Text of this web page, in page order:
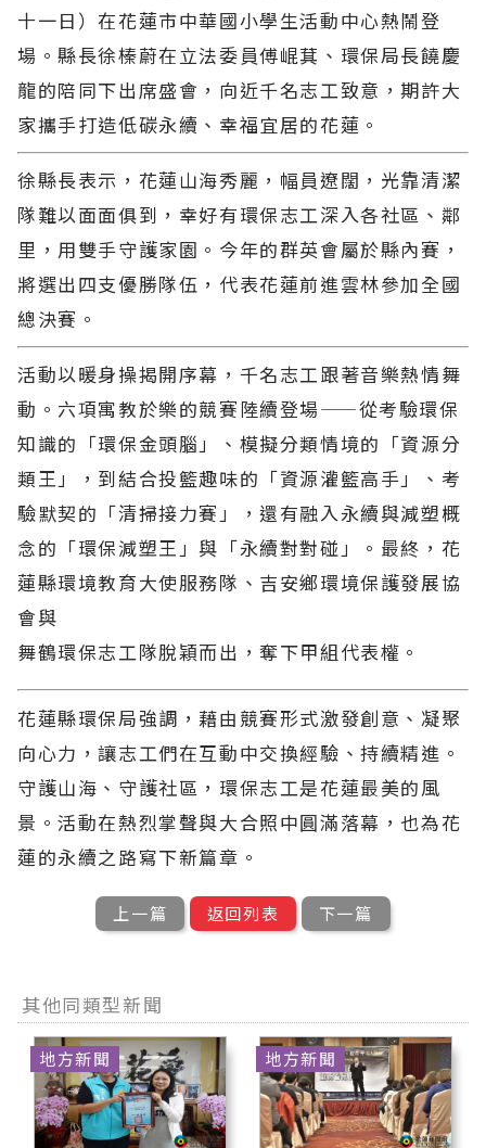
十一日）在花蓮市中華國小學生活動中心熱鬧登
場。縣長徐榛蔚在立法委員傅崐萁、環保局長饒慶
龍的陪同下出席盛會，向近千名志工致意，期許大
家攜手打造低碳永續、幸福宜居的花蓮。
徐縣長表示，花蓮山海秀麗，幅員遼闊，光靠清潔
隊難以面面俱到，幸好有環保志工深入各社區、鄰
里，用雙手守護家園。今年的群英會屬於縣內賽，
將選出四支優勝隊伍，代表花蓮前進雲林參加全國
總決賽。
活動以暖身操揭開序幕，千名志工跟著音樂熱情舞
動。六項寓教於樂的競賽陸續登場——從考驗環保
知識的「環保金頭腦」、模擬分類情境的「資源分
類王」，到結合投籃趣味的「資源灌籃高手」、考
驗默契的「清掃接力賽」，還有融入永續與減塑概
念的「環保減塑王」與「永續對對碰」。最終，花
蓮縣環境教育大使服務隊、吉安鄉環境保護發展協
會與
舞鶴環保志工隊脫穎而出，奪下甲組代表權。
花蓮縣環保局強調，藉由競賽形式激發創意、凝聚
向心力，讓志工們在互動中交換經驗、持續精進。
守護山海、守護社區，環保志工是花蓮最美的風
景。活動在熱烈掌聲與大合照中圓滿落幕，也為花
蓮的永續之路寫下新篇章。
上一篇 返回列表 下一篇
其他同類型新聞
地方新聞 地方新聞